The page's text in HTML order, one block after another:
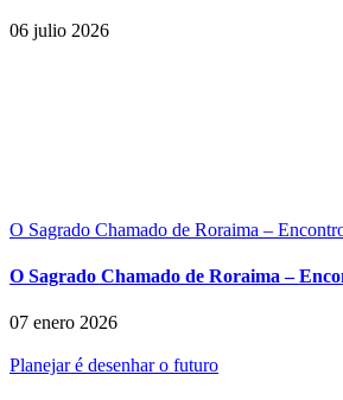
06 julio 2026
O Sagrado Chamado de Roraima –
O Sagrado Chamado de Roraima –
07 enero 2026
Planejar é desenhar o futuro